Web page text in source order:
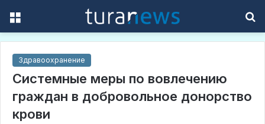
Здравоохранение
Системные меры по вовлечению
граждан в добровольное донорство
крови